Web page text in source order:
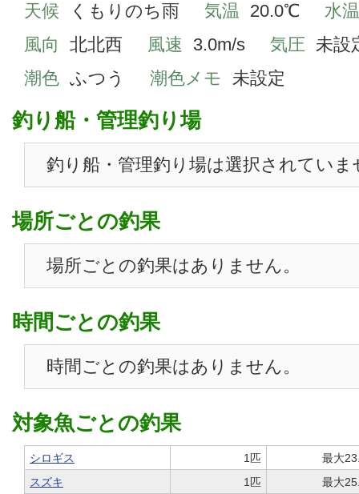
天候
くもりのち雨 気温 20.0℃
水温
風向
北北西 風速 3.0m/s 気圧 未設
潮色 ふつう 潮色メモ 未設定
釣り船・管理釣り場
釣り船・管理釣り場は選択されていま
場所ごとの釣果
場所ごとの釣果はありません。
時間ごとの釣果
時間ごとの釣果はありません。
対象魚ごとの釣果
シロギス 1匹
最大
スズキ
1匹
最大